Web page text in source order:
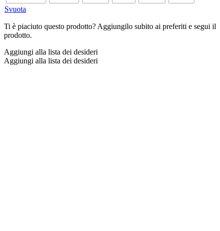
Svuota
Ti è piaciuto questo prodotto? Aggiungilo subito ai preferiti e segui il
prodotto.
Aggiungi alla lista dei desideri
Aggiungi alla lista dei desideri